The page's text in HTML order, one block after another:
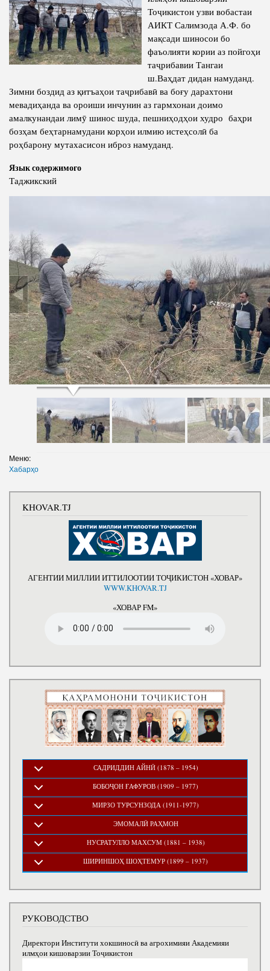
Полномочия
Биография
Книги
Пресс-центр
ПРЕЗИДЕНТ РЕСПУБЛИКИ ТАДЖИКИСТАН
Структура Института
Руководители и сотрудники
История руководителей
Тоҷикистон узви вобастаи
АИКТ Салимзода А.Ф. бо
мақсади шиносои бо
фаъолияти кории аз пойгоҳи
таҷрибавии Тангаи
ш.Ваҳдат дидан намуданд.
Зимни боздид аз қитъаҳои таҷрибавӣ ва боғу дарахтони
мевадиҳанда ва ороиши инчунин аз гармхонаи доимо
амалкунандаи лимӯ шинос шуда, пешниҳодҳои худро баҳри
бозҳам беҳтарнамудани корҳои илмию истеҳсолӣ ба
роҳбарону мутахасисон иброз намуданд.
Язык содержимого
Таджикский
Меню:
Хабарҳо
KHOVAR.TJ
АГЕНТИИ МИЛЛИИ ИТТИЛООТИИ ТОҶИКИСТОН «ХОВАР»
WWW.KHOVAR.TJ
«ХОВАР FM»
САДРИДДИН АЙНӢ (1878 – 1954)
БОБОҶОН ҒАФУРОВ (1909 – 1977)
МИРЗО ТУРСУНЗОДА (1911-1977)
ЭМОМАЛӢ РАҲМОН
НУСРАТУЛЛО МАХСУМ (1881 – 1938)
ШИРИНШОҲ ШОҲТЕМУР (1899 – 1937)
РУКОВОДСТВО
Директори Институти хокшиносӣ ва агрохимияи Академияи
илмҳои кишоварзии Тоҷикистон